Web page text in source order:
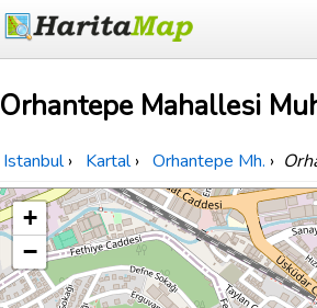
Orhantepe Mahallesi
Istanbul › Kartal › Orhantepe Mh. ›
+
−